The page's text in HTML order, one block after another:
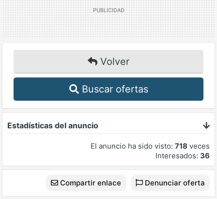
Volver
Buscar ofertas
Estadísticas del anuncio
El anuncio ha sido visto: 718 veces
Interesados: 36
Compartir enlace Denunciar oferta